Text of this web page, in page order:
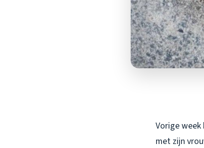
Vorige
met zijn